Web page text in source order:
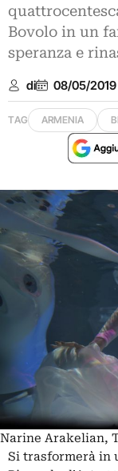
Bovolo in un
speranza e
di 08/05/2019
TAG ARMENIA
Narine Arakelian,
Si trasformerà in